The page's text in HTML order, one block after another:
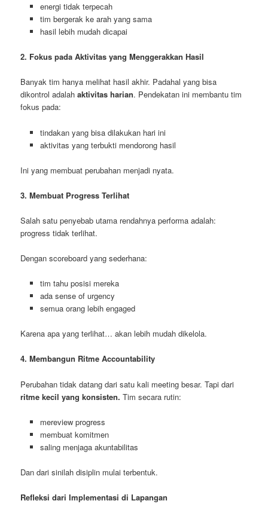
energi tidak terpecah
tim bergerak ke arah yang sama
hasil lebih mudah dicapai
2. Fokus pada Aktivitas yang Menggerakkan Hasil
Banyak tim hanya melihat hasil akhir. Padahal yang bisa
dikontrol adalahaktivitas harian. Pendekatan ini membantu tim
fokus pada:
tindakan yang bisa dilakukan hari ini
aktivitas yang terbukti mendorong hasil
Ini yang membuat perubahan menjadi nyata.
3. Membuat Progress Terlihat
Salah satu penyebab utama rendahnya performa adalah:
progress tidak terlihat.
Dengan scoreboard yang sederhana:
tim tahu posisi mereka
ada sense of urgency
semua orang lebih engaged
Karena apa yang terlihat… akan lebih mudah dikelola.
4. Membangun Ritme Accountability
Perubahan tidak datang dari satu kali meeting besar. Tapi dari
ritme kecil yang konsisten. Tim secara rutin:
mereview progress
membuat komitmen
saling menjaga akuntabilitas
Dan dari sinilah disiplin mulai terbentuk.
Refleksi dari Implementasi di Lapangan